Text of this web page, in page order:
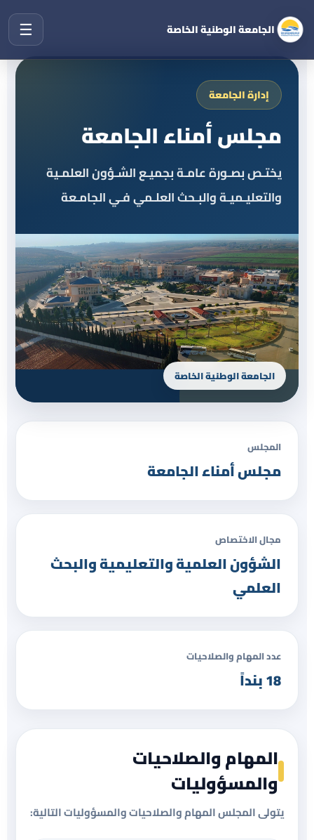
الجامعة الوطنية الخاصة ☰
إدارة الجامعة
مجلس أمناء الجامعة
يختـص بصـورة عامـة بجميـع الشـؤون العلمـية
والتعليـميـة والبـحث العلـمي فـي الجامـعة
الجامعة الوطنية الخاصة
المجلس
مجلس أمناء الجامعة
مجال الاختصاص
الشؤون العلمية والتعليمية والبحث
العلمي
عدد المهام والصلاحيات
18 بنداً
المهام والصلاحيات
والمسؤوليات
يتولى المجلس المهام والصلاحيات والمسؤوليات التالية: